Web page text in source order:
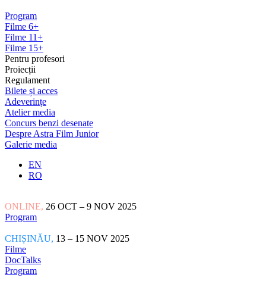
Program
Filme 6+
Filme 11+
Filme 15+
Pentru profesori
Proiecții
Regulament
Bilete și acces
Adeverințe
Atelier media
Concurs benzi desenate
Despre Astra Film Junior
Galerie media
EN
RO
ONLINE, 26 OCT – 9 NOV 2025
Program
CHIȘINĂU, 13 – 15 NOV 2025
Filme
DocTalks
Program